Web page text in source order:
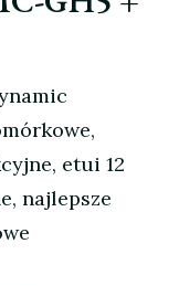
etui 12
najlepsze